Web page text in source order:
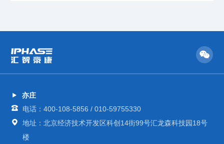
亦庄
电话：400-108-5856 / 010-59755330
地址：北京经济技术开发区科创14街99号汇龙森科技园18号
楼